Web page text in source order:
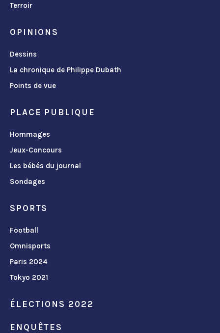
Terroir
OPINIONS
Dessins
La chronique de Philippe Dubath
Points de vue
PLACE PUBLIQUE
Hommages
Jeux-Concours
Les bébés du journal
Sondages
SPORTS
Football
Omnisports
Paris 2024
Tokyo 2021
ÉLECTIONS 2022
ENQUÊTES